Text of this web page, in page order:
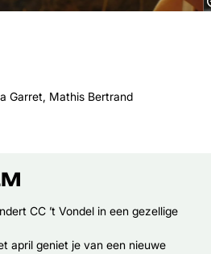
Garret, Mathis Bertrand
CC ’t Vondel in een gezellige
april geniet je van een nieuwe